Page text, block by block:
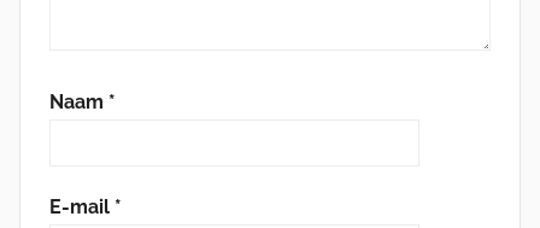
Naam *
E-mail *